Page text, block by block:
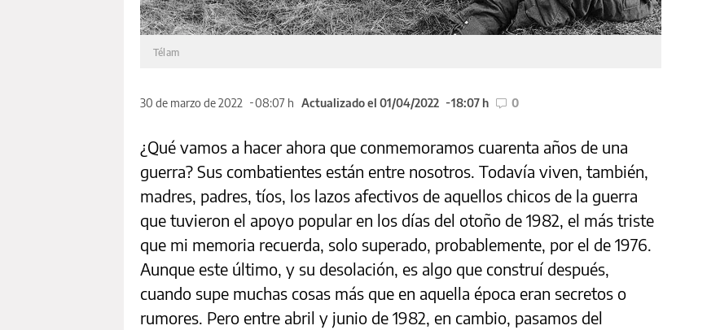
Télam
30 de marzo de 2022 08:07 h Actualizado el 01/04/2022 18:07 h 0
¿Qué vamos a hacer ahora que conmemoramos cuarenta años de una
guerra? Sus combatientes están entre nosotros. Todavía viven, también,
madres, padres, tíos, los lazos afectivos de aquellos chicos de la guerra
que tuvieron el apoyo popular en los días del otoño de 1982, el más triste
que mi memoria recuerda, solo superado, probablemente, por el de 1976.
Aunque este último, y su desolación, es algo que construí después,
cuando supe muchas cosas más que en aquella época eran secretos o
rumores. Pero entre abril y junio de 1982, en cambio, pasamos del